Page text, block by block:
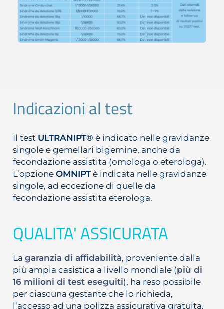
Indicazioni al test
Il test ULTRANIPT® è indicato nelle gravidanze
singole e gemellari bigemine, anche da
fecondazione assistita (omologa o eterologa).
L’opzione OMNIPTè indicata nelle gravidanze
singole, ad eccezione di quelle da
fecondazione assistita eterologa.
QUALITA' ASSICURATA
La garanzia di affidabilità, proveniente dalla
più ampia casistica a livello mondiale (più di
16 milioni di test eseguiti), ha reso possibile
per ciascuna gestante che lo richieda,
l’accesso ad una polizza assicurativa gratuita.